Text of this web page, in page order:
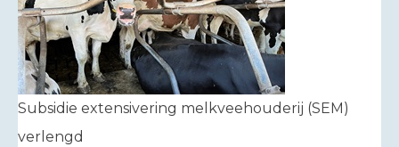
Subsidie extensivering melkveehouderij (SEM)
verlengd